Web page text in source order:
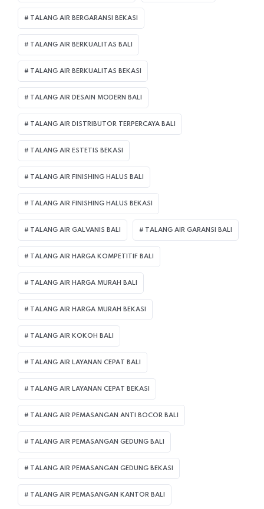
TALANG AIR BERGARANSI BEKASI
TALANG AIR BERKUALITAS BALI
TALANG AIR BERKUALITAS BEKASI
TALANG AIR DESAIN MODERN BALI
TALANG AIR DISTRIBUTOR TERPERCAYA BALI
TALANG AIR ESTETIS BEKASI
TALANG AIR FINISHING HALUS BALI
TALANG AIR FINISHING HALUS BEKASI
TALANG AIR GALVANIS BALI TALANG AIR GARANSI BALI
TALANG AIR HARGA KOMPETITIF BALI
TALANG AIR HARGA MURAH BALI
TALANG AIR HARGA MURAH BEKASI
TALANG AIR KOKOH BALI
TALANG AIR LAYANAN CEPAT BALI
TALANG AIR LAYANAN CEPAT BEKASI
TALANG AIR PEMASANGAN ANTI BOCOR BALI
TALANG AIR PEMASANGAN GEDUNG BALI
TALANG AIR PEMASANGAN GEDUNG BEKASI
TALANG AIR PEMASANGAN KANTOR BALI